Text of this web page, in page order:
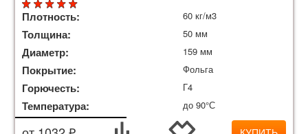
Плотность: 60 кг/м3
Толщина: 50 мм
Диаметр: 159 мм
Покрытие: Фольга
Горючесть: Г4
Температура: до 90°С